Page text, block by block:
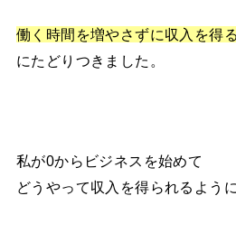
働く時間を増やさずに収入を得
にたどりつきました。
私が0からビジネスを始めて
どうやって収入を得られるよう